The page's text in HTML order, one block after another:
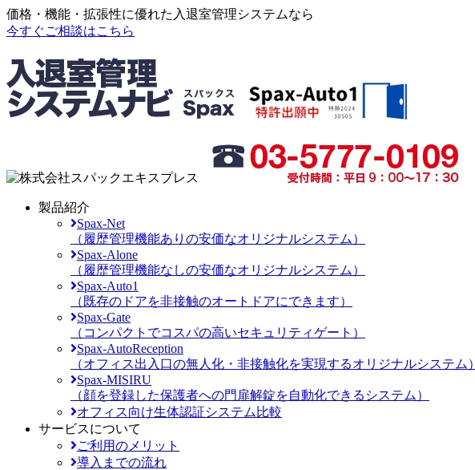
価格・機能・拡張性に優れた入退室管理システムなら
今すぐご相談はこちら
製品紹介
Spax-Net
（履歴管理機能ありの安価なオリジナルシステム）
Spax-Alone
（履歴管理機能なしの安価なオリジナルシステム）
Spax-Auto1
（既存のドアを非接触のオートドアにできます）
Spax-Gate
（コンパクトでコスパの高いセキュリティゲート）
Spax-AutoReception
（オフィス出入口の無人化・非接触化を実現するオリジナルシステム）
Spax-MISIRU
（顔を登録した保護者への門扉解錠を自動化できるシステム）
オフィス向け生体認証システム比較
サービスについて
ご利用のメリット
導入までの流れ